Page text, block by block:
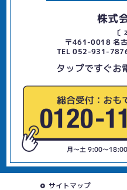
株式
〔
〒461-0018 名
TEL 052-931-
タップですぐお
月〜土 9:00〜
サイトマップ